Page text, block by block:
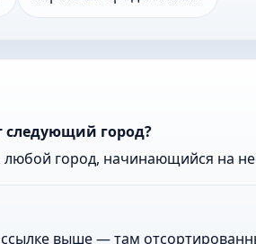
следующий город?
любой город, начинающийся на
выше — там